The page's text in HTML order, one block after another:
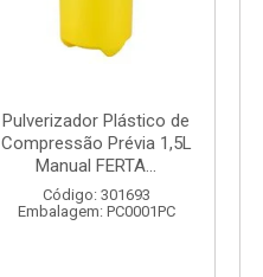
Pulverizador Plástico de
Compressão Prévia 1,5L
Manual FERTA...
Código: 301693
Embalagem: PC0001PC